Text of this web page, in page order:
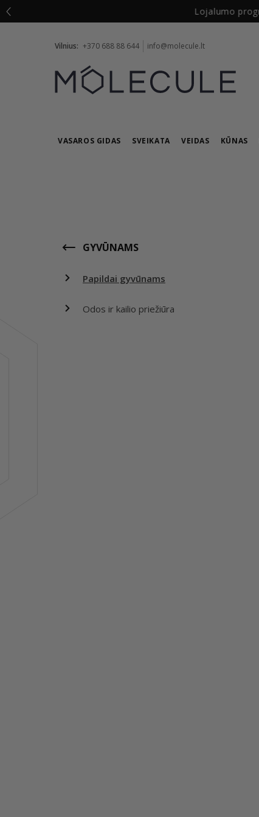
Vilnius: +370 688 88 644 info@molecule.lt
VASAROS GIDAS SVEIKATA VEIDAS KŪNAS
GYVŪNAMS
Papildai gyvūnams
Odos ir kailio priežiūra